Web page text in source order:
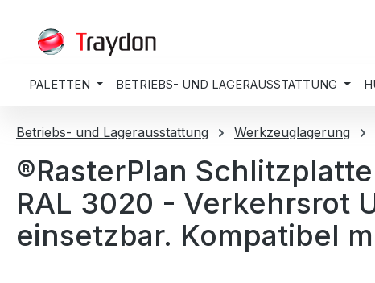
PALETTEN BETRIEBS- UND LAGERAUSSTATTUNG
Betriebs- und Lagerausstattung Werkzeuglagerung
®RasterPlan
RAL 3020 - Verkehrsrot
einsetzbar. Kompatibel